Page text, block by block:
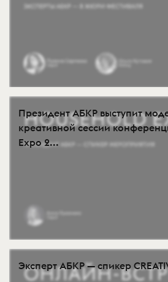
Президент АБКР выступит
креативной сессии
Expo 2...
Эксперт АБКР — спикер